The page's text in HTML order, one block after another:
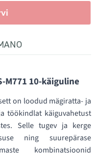
M771 10-käiguline
on loodud mägiratta- ja
töökindlat käiguvahetust
Selle tugev ja kerge
ning suurepärase
kombinatsioonid